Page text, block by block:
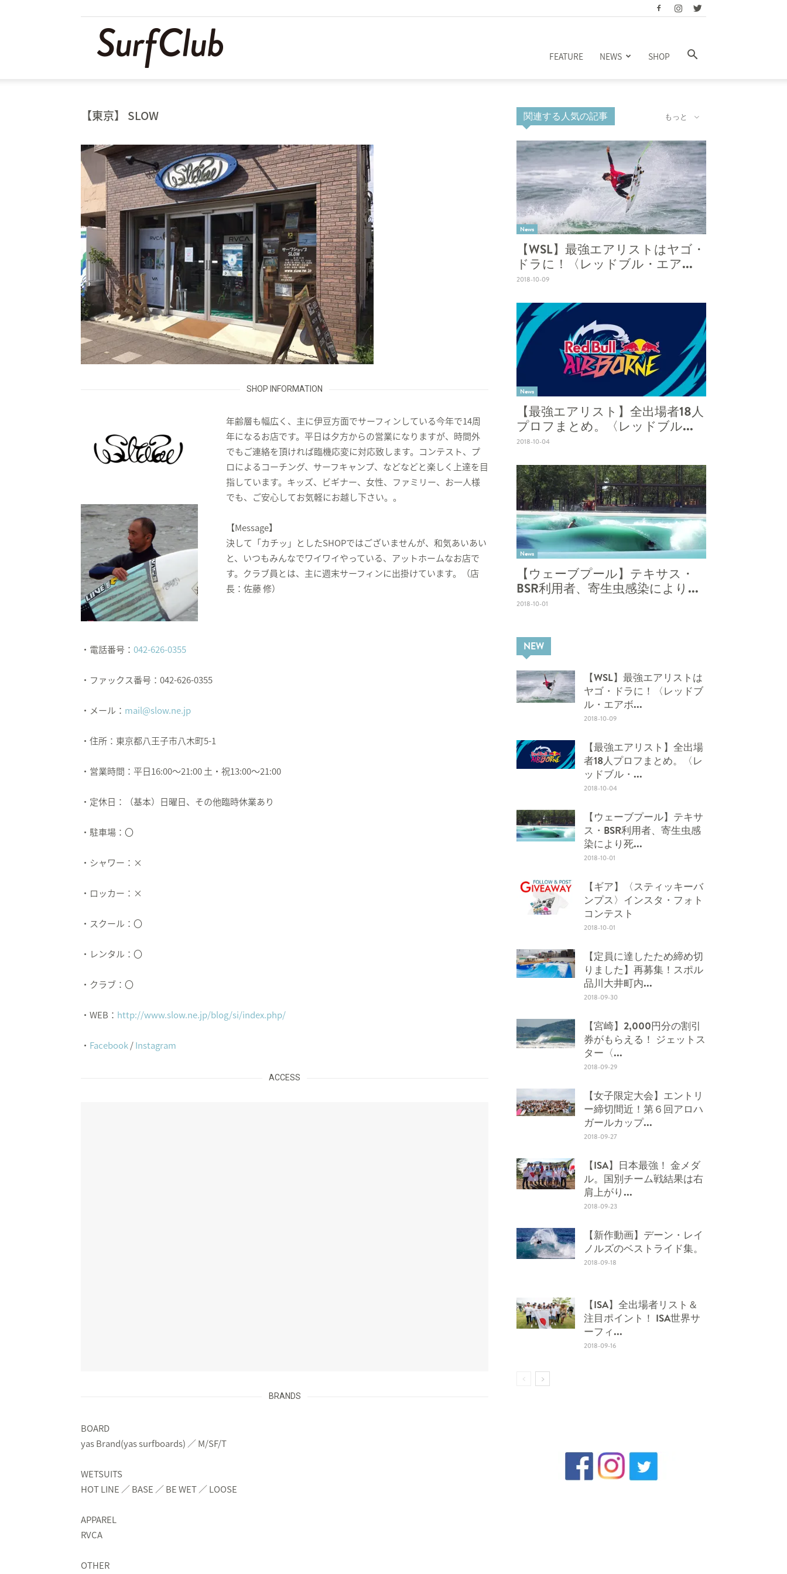
サ
ー
フ
ク
ラ
ブ
FEATURE NEWS SHOP
【東京】 SLOW
SHOP INFORMATION
年齢層も幅広く、主に伊豆方面でサーフィンしている今年で14周
年になるお店です。平日は夕方からの営業になりますが、時間外
でもご連絡を頂ければ臨機応変に対応致します。コンテスト、プ
ロによるコーチング、サーフキャンプ、などなどと楽しく上達を目
指しています。キッズ、ビギナー、女性、ファミリー、お一人様
でも、ご安心してお気軽にお越し下さい。。
【Message】
決して「カチッ」としたSHOPではございませんが、和気あいあい
と、いつもみんなでワイワイやっている、アットホームなお店で
す。クラブ員とは、主に週末サーフィンに出掛けています。（店
長：佐藤 修）
・電話番号： 042-626-0355
・ファックス番号：042-626-0355
・メール： mail@slow.ne.jp
・住所：東京都八王子市八木町5-1
・営業時間：平日16:00～21:00 土・祝13:00～21:00
・定休日：（基本）日曜日、その他臨時休業あり
・駐車場：〇
・シャワー：×
・ロッカー：×
・スクール：〇
・レンタル：〇
・クラブ：〇
・WEB： http://www.slow.ne.jp/blog/si/index.php/
・ Facebook/Instagram
ACCESS
BRANDS
BOARD
yas Brand(yas surfboards) ／ M/SF/T
WETSUITS
HOT LINE ／ BASE ／ BE WET ／ LOOSE
APPAREL
RVCA
OTHER
関連する人気の記事 もっと
News
【WSL】最強エアリストはヤゴ・
ドラに！〈レッドブル・エア...
2018-10-09
News
【最強エアリスト】全出場者18人
プロフまとめ。〈レッドブル...
2018-10-04
News
【ウェーブプール】テキサス・
BSR利用者、寄生虫感染により...
2018-10-01
NEW
【WSL】最強エアリストは
ヤゴ・ドラに！〈レッドブ
ル・エアボ...
2018-10-09
【最強エアリスト】全出場
者18人プロフまとめ。〈レ
ッドブル・...
2018-10-04
【ウェーブプール】テキサ
ス・BSR利用者、寄生虫感
染により死...
2018-10-01
【ギア】〈スティッキーバ
ンプス〉インスタ・フォト
コンテスト
2018-10-01
【定員に達したため締め切
りました】再募集！スポル
品川大井町内...
2018-09-30
【宮崎】2,000円分の割引
券がもらえる！ ジェットス
ター〈...
2018-09-29
【女子限定大会】エントリ
ー締切間近！第６回アロハ
ガールカップ...
2018-09-27
【ISA】日本最強！ 金メダ
ル。国別チーム戦結果は右
肩上がり...
2018-09-23
【新作動画】デーン・レイ
ノルズのベストライド集。
2018-09-18
【ISA】全出場者リスト＆
注目ポイント！ ISA世界サ
ーフィ...
2018-09-16